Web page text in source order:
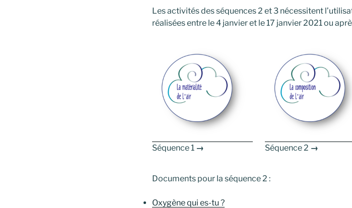
Les activités des séquences 2 et 3 nécessitent
réalisées entre le 4 janvier et le 17 janvier 2021 ou
Séquence 1 → Séquence 2 →
Documents pour la séquence 2 :
Oxygène qui es-tu ?